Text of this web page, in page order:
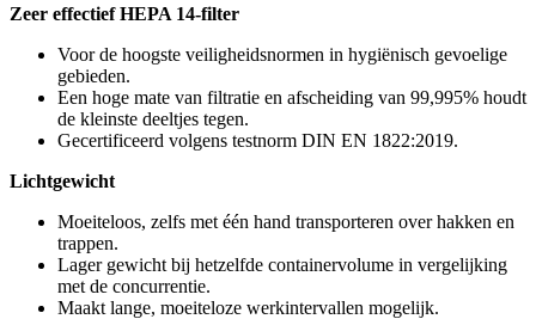
Zeer effectief HEPA 14-filter
Voor de hoogste veiligheidsnormen in hygiënisch gevoelige
gebieden.
Een hoge mate van filtratie en afscheiding van 99,995% houdt
de kleinste deeltjes tegen.
Gecertificeerd volgens testnorm DIN EN 1822:2019.
Lichtgewicht
Moeiteloos, zelfs met één hand transporteren over hakken en
trappen.
Lager gewicht bij hetzelfde containervolume in vergelijking
met de concurrentie.
Maakt lange, moeiteloze werkintervallen mogelijk.